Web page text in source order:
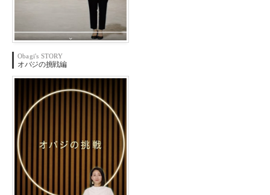
Obagi's STORY
オバジの挑戦編